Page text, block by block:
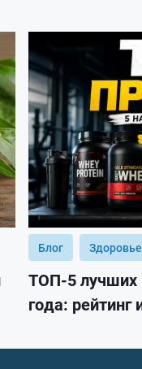
Блог Здоровье
ТОП-5 лучших
года: рейтинг